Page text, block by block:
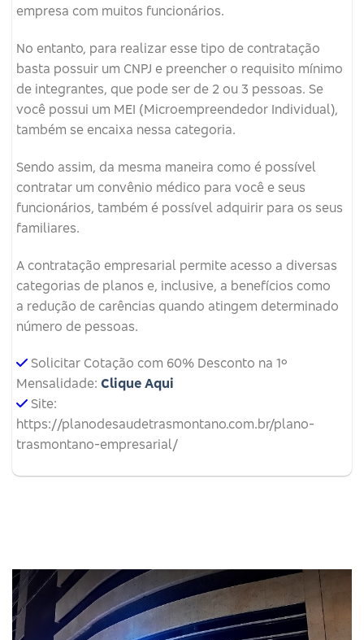
empresa com muitos funcionários.
No entanto, para realizar esse tipo de contratação
basta possuir um CNPJ e preencher o requisito mínimo
de integrantes, que pode ser de 2 ou 3 pessoas. Se
você possui um MEI (Microempreendedor Individual),
também se encaixa nessa categoria.
Sendo assim, da mesma maneira como é possível
contratar um convênio médico para você e seus
funcionários, também é possível adquirir para os seus
familiares.
A contratação empresarial permite acesso a diversas
categorias de planos e, inclusive, a benefícios como
a redução de carências quando atingem determinado
número de pessoas.
Solicitar Cotação com 60% Desconto na 1º
Mensalidade: Clique Aqui
Site:
https://planodesaudetrasmontano.com.br/plano-
trasmontano-empresarial/